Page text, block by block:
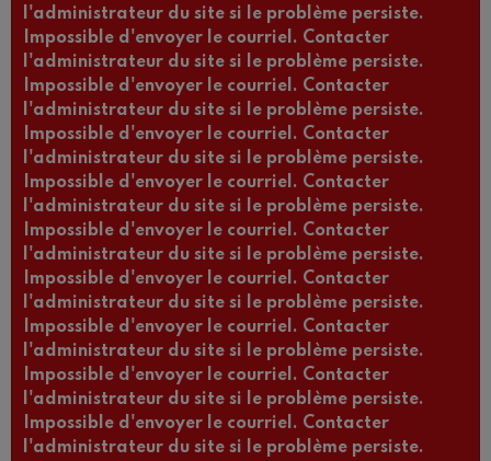
l'administrateur du site si le problème persiste.
Impossible d'envoyer le courriel. Contacter
l'administrateur du site si le problème persiste.
Impossible d'envoyer le courriel. Contacter
l'administrateur du site si le problème persiste.
Impossible d'envoyer le courriel. Contacter
l'administrateur du site si le problème persiste.
Impossible d'envoyer le courriel. Contacter
l'administrateur du site si le problème persiste.
Impossible d'envoyer le courriel. Contacter
l'administrateur du site si le problème persiste.
Impossible d'envoyer le courriel. Contacter
l'administrateur du site si le problème persiste.
Impossible d'envoyer le courriel. Contacter
l'administrateur du site si le problème persiste.
Impossible d'envoyer le courriel. Contacter
l'administrateur du site si le problème persiste.
Impossible d'envoyer le courriel. Contacter
l'administrateur du site si le problème persiste.